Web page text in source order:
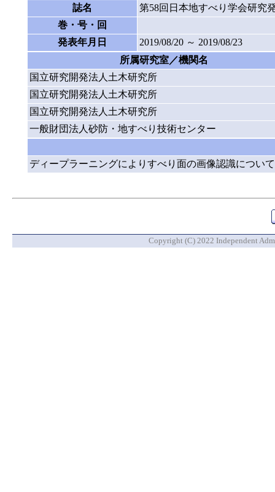
誌名
第58回日本地すべり学会研究
巻・号・回
発表年月日
2019/08/20 ～ 2019/08/23
所属研究室／機関名
国立研究開発法人土木研究所
国立研究開発法人土木研究所
国立研究開発法人土木研究所
一般財団法人砂防・地すべり技術センター
ディープラーニングによりすべり面の画像認識につい
Copyright (C) 2022 Independent